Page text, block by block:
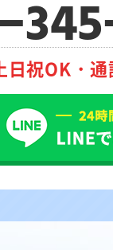
日祝OK・通